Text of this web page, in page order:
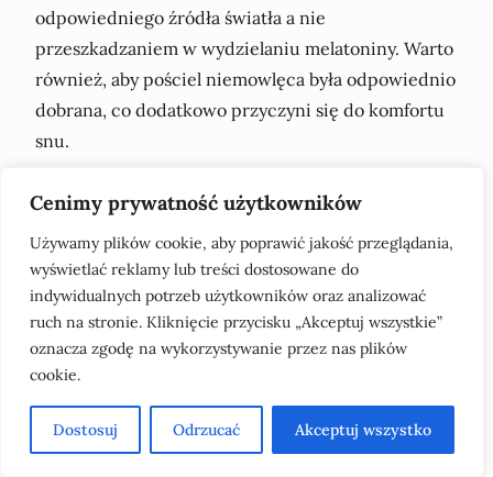
Cenimy prywatność użytkowników
Używamy plików cookie, aby poprawić jakość przeglądania,
wyświetlać reklamy lub treści dostosowane do
indywidualnych potrzeb użytkowników oraz analizować
ruch na stronie. Kliknięcie przycisku „Akceptuj wszystkie”
oznacza zgodę na wykorzystywanie przez nas plików
cookie.
Dostosuj Odrzucać Akceptuj wszystko
odpowiedniego źródła światła a nie
przeszkadzaniem w wydzielaniu melatoniny. Warto
również, aby pościel niemowlęca była odpowiednio
dobrana, co dodatkowo przyczyni się do komfortu
snu.
Sprawdź także Ile powinna ważyć 10 latka:
tabela prawidłowej wagi i wzrostu dziecka
Badania pokazują, że dzieci, które śpią w ciemnym
pomieszczeniu, mają mniejszy problem z
zasypianiem i mocniej śpią. Stękanie się u maluszka
Dlatego, jeśli konieczne jest jakiekolwiek
oświetlenie, zadbajmy, aby było to światło delikatne